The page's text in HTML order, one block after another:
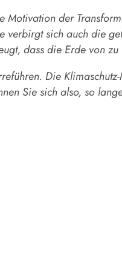
Motivation der
verbirgt sich auch die
dass die Erde von
Die
Sie sich also, so